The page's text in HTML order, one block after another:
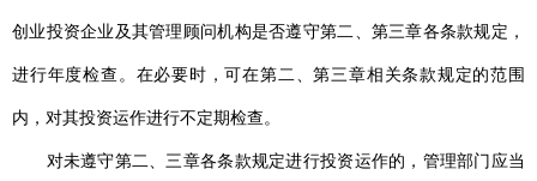
创业投资企业及其管理顾问机构是否遵守第二、第三章各条款规定，
进行年度检查。在必要时，可在第二、第三章相关条款规定的范围
内，对其投资运作进行不定期检查。
对未遵守第二、三章各条款规定进行投资运作的，管理部门应当